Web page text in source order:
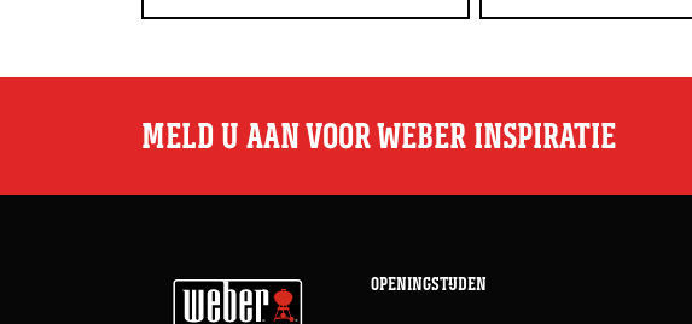
MELD U AAN VOOR WEBER INSPIRATIE
OPENINGSTIJDEN